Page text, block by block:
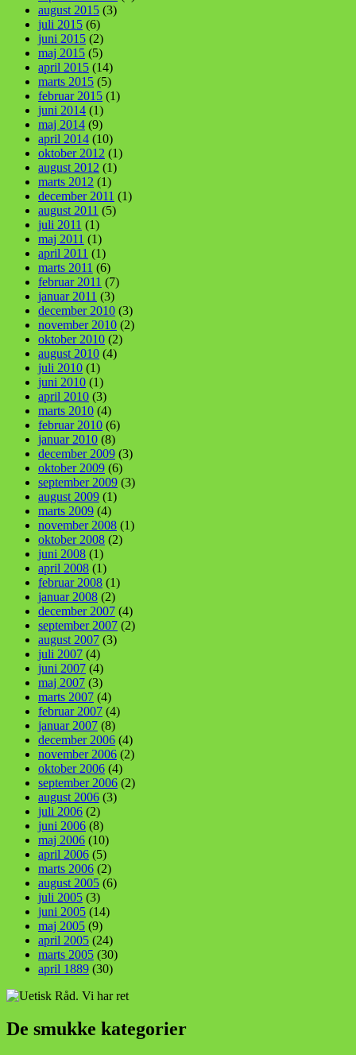
august 2015 (3)
juli 2015 (6)
juni 2015 (2)
maj 2015 (5)
april 2015 (14)
marts 2015 (5)
februar 2015 (1)
juni 2014 (1)
maj 2014 (9)
april 2014 (10)
oktober 2012 (1)
august 2012 (1)
marts 2012 (1)
december 2011 (1)
august 2011 (5)
juli 2011 (1)
maj 2011 (1)
april 2011 (1)
marts 2011 (6)
februar 2011 (7)
januar 2011 (3)
december 2010 (3)
november 2010 (2)
oktober 2010 (2)
august 2010 (4)
juli 2010 (1)
juni 2010 (1)
april 2010 (3)
marts 2010 (4)
februar 2010 (6)
januar 2010 (8)
december 2009 (3)
oktober 2009 (6)
september 2009 (3)
august 2009 (1)
marts 2009 (4)
november 2008 (1)
oktober 2008 (2)
juni 2008 (1)
april 2008 (1)
februar 2008 (1)
januar 2008 (2)
december 2007 (4)
september 2007 (2)
august 2007 (3)
juli 2007 (4)
juni 2007 (4)
maj 2007 (3)
marts 2007 (4)
februar 2007 (4)
januar 2007 (8)
december 2006 (4)
november 2006 (2)
oktober 2006 (4)
september 2006 (2)
august 2006 (3)
juli 2006 (2)
juni 2006 (8)
maj 2006 (10)
april 2006 (5)
marts 2006 (2)
august 2005 (6)
juli 2005 (3)
juni 2005 (14)
maj 2005 (9)
april 2005 (24)
marts 2005 (30)
april 1889 (30)
De smukke kategorier